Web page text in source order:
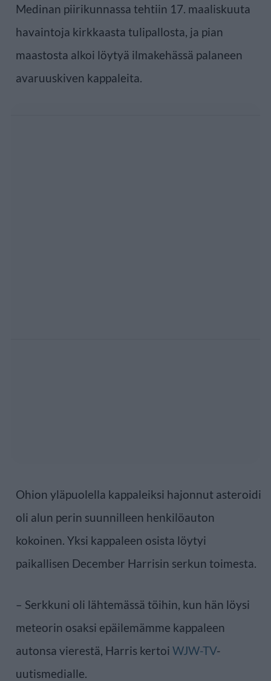
Medinan piirikunnassa tehtiin 17. maaliskuuta
havaintoja kirkkaasta tulipallosta, ja pian
maastosta alkoi löytyä ilmakehässä palaneen
avaruuskiven kappaleita.
Ohion yläpuolella kappaleiksi hajonnut asteroidi
oli alun perin suunnilleen henkilöauton
kokoinen. Yksi kappaleen osista löytyi
paikallisen December Harrisin serkun toimesta.
– Serkkuni oli lähtemässä töihin, kun hän löysi
meteorin osaksi epäilemämme kappaleen
autonsa vierestä, Harris kertoi WJW-TV-
uutismedialle.